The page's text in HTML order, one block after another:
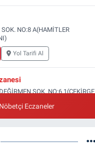
NO:8 A(HAMİTLER
Yol Tarifi Al
SOK. NO:6 1(ÇEKİRGE
Eczaneler